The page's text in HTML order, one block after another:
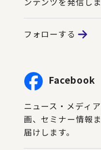
フォローする
Facebook
ニュース・メディ
画、セミナー情報
届けします。